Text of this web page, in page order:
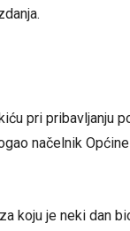
pri pribavljanju
načelnik
koju je neki dan